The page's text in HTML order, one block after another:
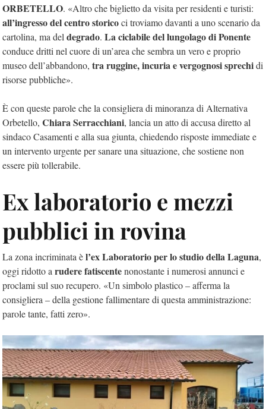
ORBETELLO. «Altro che biglietto da visita per residenti e turisti:
all’ingresso del centro storicoci troviamo davanti a uno scenario da
cartolina, ma del degrado. La ciclabile del lungolago di Ponente
conduce dritti nel cuore di un’area che sembra un vero e proprio
museo dell’abbandono, tra ruggine, incuria e vergognosi sprechidi
risorse pubbliche».
È con queste parole che la consigliera di minoranza di Alternativa
Orbetello, Chiara Serracchiani, lancia un atto di accusa diretto al
sindaco Casamenti e alla sua giunta, chiedendo risposte immediate e
un intervento urgente per sanare una situazione, che sostiene non
essere più tollerabile.
Ex laboratorio e mezzi
pubblici in rovina
La zona incriminata èl’ex Laboratorio per lo studio della Laguna,
oggi ridotto a rudere fatiscentenonostante i numerosi annunci e
proclami sul suo recupero. «Un simbolo plastico – afferma la
consigliera – della gestione fallimentare di questa amministrazione:
parole tante, fatti zero».